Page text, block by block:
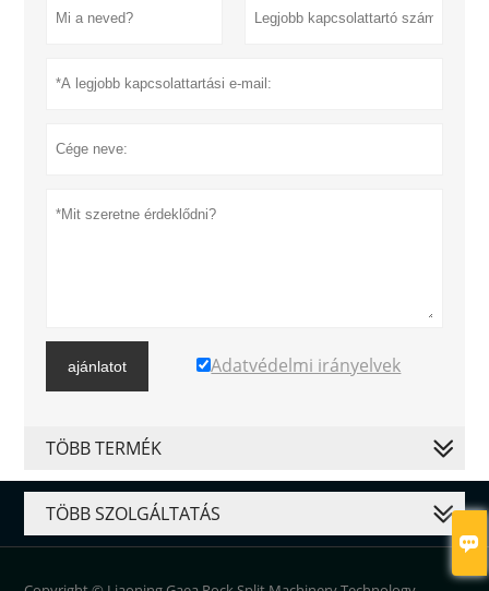

ajánlatot Adatvédelmi irányelvek
TÖBB TERMÉK
TÖBB SZOLGÁLTATÁS